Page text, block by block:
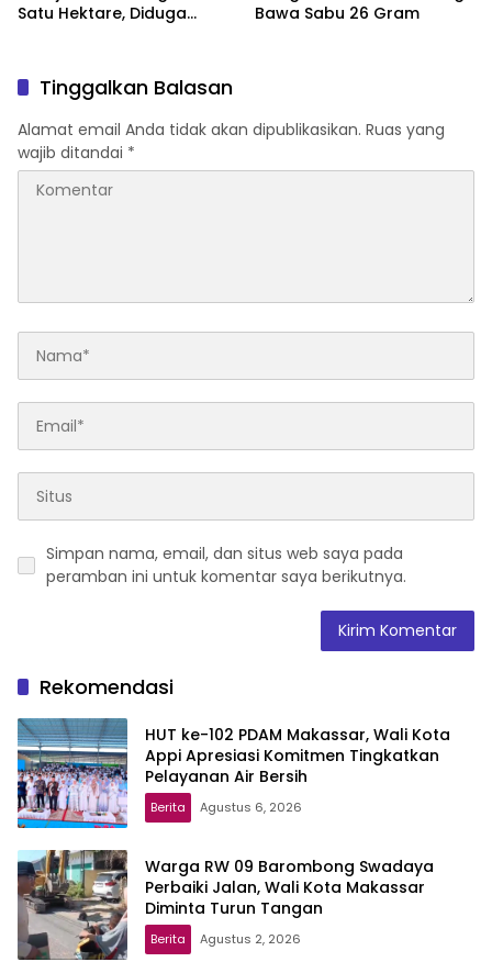
Satu Hektare, Diduga
Bawa Sabu 26 Gram
Tinggalkan Balasan
Alamat email Anda tidak akan dipublikasikan. Ruas yang
wajib ditandai *
Simpan nama, email, dan situs web saya pada
peramban ini untuk komentar saya berikutnya.
Rekomendasi
HUT ke-102 PDAM Makassar, Wali Kota
Appi Apresiasi Komitmen Tingkatkan
Pelayanan Air Bersih
Berita Agustus 6, 2026
Warga RW 09 Barombong Swadaya
Perbaiki Jalan, Wali Kota Makassar
Diminta Turun Tangan
Berita Agustus 2, 2026